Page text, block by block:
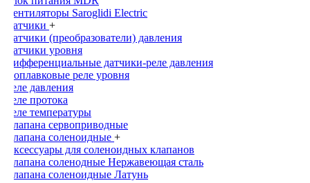
Вентиляторы Saroglidi Electric
Датчики +
Датчики (преобразователи) давления
Датчики уровня
Дифференциальные датчики-реле давления
Поплавковые реле уровня
Реле давления
Реле протока
Реле температуры
Клапана сервоприводные
Клапана соленоидные +
Аксессуары для соленоидных клапанов
Клапана соленодные Нержавеющая сталь
Клапана соленоидные Латунь